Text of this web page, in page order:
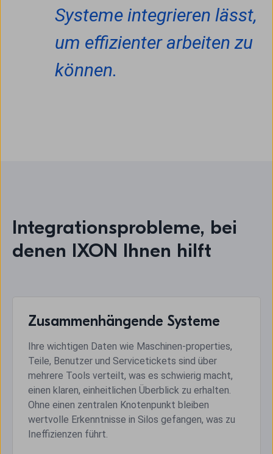
Systeme integrieren lässt,
um effizienter arbeiten zu
können.
Integrationsprobleme, bei
denen IXON Ihnen hilft
Zusammenhängende Systeme
Ihre wichtigen Daten wie Maschinen-properties,
Teile, Benutzer und Servicetickets sind über
mehrere Tools verteilt, was es schwierig macht,
einen klaren, einheitlichen Überblick zu erhalten.
Ohne einen zentralen Knotenpunkt bleiben
wertvolle Erkenntnisse in Silos gefangen, was zu
Ineffizienzen führt.